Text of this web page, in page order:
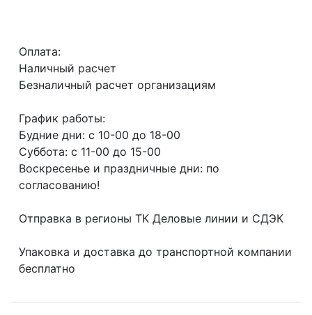
Оплата:
Наличный расчет
Безналичный расчет организациям
График работы:
Будние дни: с 10-00 до 18-00
Суббота: с 11-00 до 15-00
Воскресенье и праздничные дни: по
согласованию!
Отправка в регионы ТК Деловые линии и СДЭК
Упаковка и доставка до транспортной компании
бесплатно